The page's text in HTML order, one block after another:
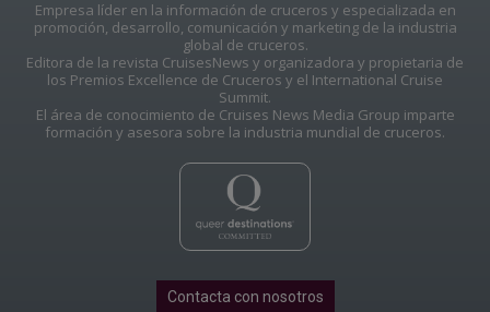
Empresa líder en la información de cruceros y especializada en
promoción, desarrollo, comunicación y marketing de la industria
global de cruceros.
Editora de la revista CruisesNews y organizadora y propietaria de
los Premios Excellence de Cruceros y el International Cruise
Summit.
El área de conocimiento de Cruises News Media Group imparte
formación y asesora sobre la industria mundial de cruceros.
Contacta con nosotros